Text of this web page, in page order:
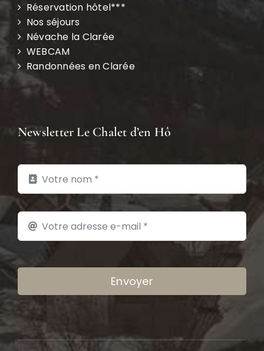
Réservation hôtel***
Nos séjours
Névache la Clarée
WEBCAM
Randonnées en Clarée
Newsletter Le Chalet d’en Hô
Envoyer